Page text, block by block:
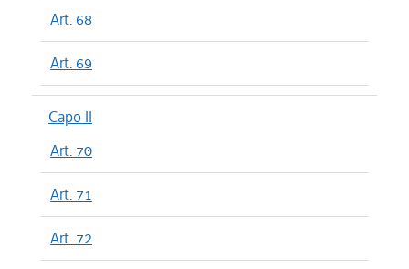
Art. 68
Art. 69
Capo II
Art. 70
Art. 71
Art. 72